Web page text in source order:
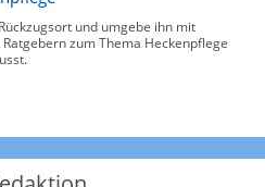
und umgebe ihn mit
zum Thema Heckenpflege